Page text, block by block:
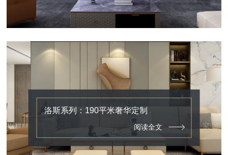
洛斯系列：190平米奢华定制
阅读全文